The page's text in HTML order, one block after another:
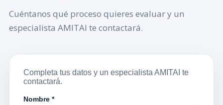
Cuéntanos qué proceso quieres evaluar y un
especialista AMITAI te contactará.